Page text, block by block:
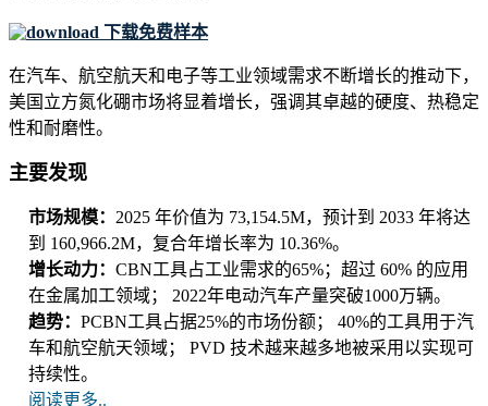
下载免费样本
在汽车、航空航天和电子等工业领域需求不断增长的推动下，
美国立方氮化硼市场将显着增长，强调其卓越的硬度、热稳定
性和耐磨性。
主要发现
市场规模： 2025 年价值为 73,154.5M，预计到 2033 年将达
到 160,966.2M，复合年增长率为 10.36%。
增长动力： CBN工具占工业需求的65%；超过 60% 的应用
在金属加工领域； 2022年电动汽车产量突破1000万辆。
趋势： PCBN工具占据25%的市场份额； 40%的工具用于汽
车和航空航天领域； PVD 技术越来越多地被采用以实现可
持续性。
阅读更多..